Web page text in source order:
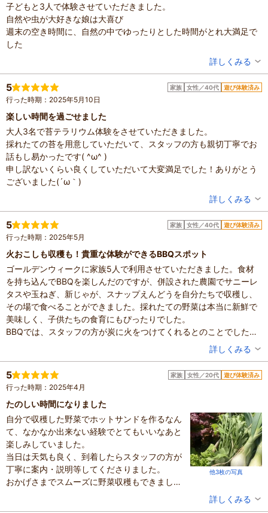
隣がホットサンド作りで、少し離れたところではバーベキューをし
てて、どちらもとても美味しそうでした。
まわりを気にせず子供と盛り上がりながら食事できるところって少
ないので、小さい子連れの方は特にお勧めしたい場所でした。
子どもと3人で体験させていただきました。
自然や虫が大好きな娘は大喜び
週末の空き時間に、自然の中でゆったりとした時間がとれ大満足で
した
滞在時間：2～3時間
人数：3人～5人
家族の内訳：お子様、配偶者
子供の年齢：7～12歳
投稿日：2025年9月26日
詳しくみる
5 家族 女性／40代 遊び体験済み
行った時期：2025年5月10日
楽しい時間を過ごせました
大人3名で苔テラリウム体験をさせていただきました。
採れたての苔を用意していただいて、スタッフの方も親切丁寧でお
話もし易かったです( ^ω^ )
申し訳ないくらい良くしていただいて大変満足でした！ありがとう
ございました(´ω｀)
滞在時間：1～2時間
人数：3人～5人
家族の内訳：お子様
子供の年齢：13歳以上
投稿日：2025年5月12日
詳しくみる
5 家族 女性／40代 遊び体験済み
行った時期：2025年5月
火おこしも収穫も！貴重な体験ができるBBQスポット
ゴールデンウィークに家族5人で利用させていただきました。食材
を持ち込んでBBQを楽しんだのですが、併設された農園でサニーレ
タスや玉ねぎ、新じゃが、スナップえんどうを自分たちで収穫し、
その場で食べることができました。採れたての野菜は本当に新鮮で
美味しく、子供たちの食育にもぴったりでした。
BBQでは、スタッフの方が炭に火をつけてくれるとのことでした
が、「火おこしも体験してみたい」とお願いしたところ、快く対応
してくださり、丁寧に教えていただきました。忙しい中でも優しく
対応していただき、子供も大人もとても貴重な体験ができました。
大人がBBQを楽しんでいる間、子供たちは水鉄砲で元気に遊んでい
て、退屈することなく楽しめたようです。幼児から小学生まで安心
して遊べる環境が整っていて、お友達にもぜひ紹介したいと思いま
した。他にもカレー作りなど体験メニューが豊富に用意されている
ので、次回もまた利用したいです。
滞在時間：2～3時間
人数：3人～5人
家族の内訳：お子様、配偶者
子供の年齢：7～12歳、13歳以上
投稿日：2025年5月9日
詳しくみる
5 家族 女性／20代 遊び体験済み
行った時期：2025年4月
たのしい時間になりました
他3枚の写真
自分で収穫した野菜でホットサンドを作るなん
て、なかなか出来ない経験でとてもいいなあと
楽しみしていました。
当日は天気も良く、到着したらスタッフの方が
丁寧に案内・説明等してくださりました。
おかげさまでスムーズに野菜収穫もできまし
詳しくみる